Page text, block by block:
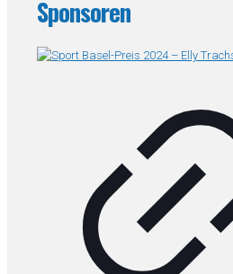
Sponsoren